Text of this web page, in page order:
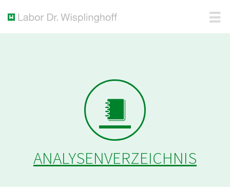
ANALYSENVERZEICHNIS